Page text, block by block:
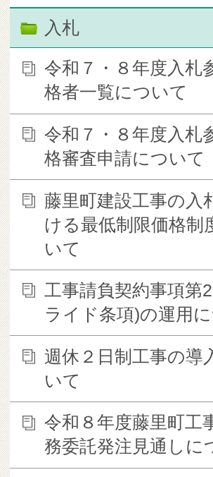
入札
令和７・８年度入札
格者一覧について
令和７・８年度入札
格審査申請について
藤里町建設工事の入
ける最低制限価格制
いて
工事請負契約事項第
ライド条項)の運用
週休２日制工事の導
いて
令和８年度藤里町工
務委託発注見通しに